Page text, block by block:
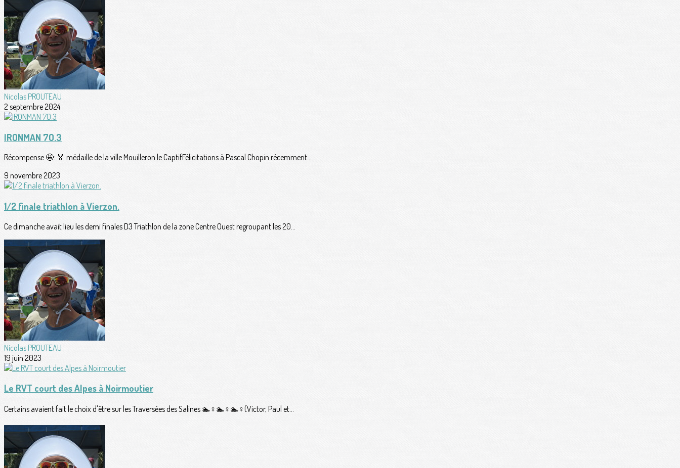
Nicolas PROUTEAU
2 septembre 2024
IRONMAN 7O.3
Récompense 🤩: 🏅 médaille de la ville Mouilleron le CaptifFélicitations à Pascal Chopin récemment...
9 novembre 2023
1/2 finale triathlon à Vierzon.
Ce dimanche avait lieu les demi finales D3 Triathlon de la zone Centre Ouest regroupant les 20...
Nicolas PROUTEAU
19 juin 2023
Le RVT court des Alpes à Noirmoutier
Certains avaient fait le choix d'être sur les Traversées des Salines 🏊♀️🏊♀️🏊♀️(Victor, Paul et...